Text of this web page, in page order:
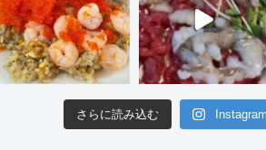
さらに読み込む